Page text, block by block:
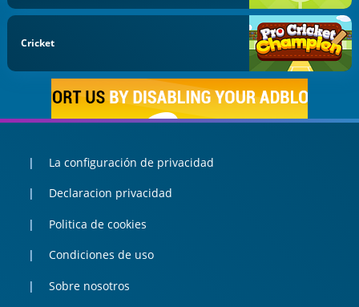
Cricket
La configuración de privacidad
Declaracion privacidad
Politica de cookies
Condiciones de uso
Sobre nosotros